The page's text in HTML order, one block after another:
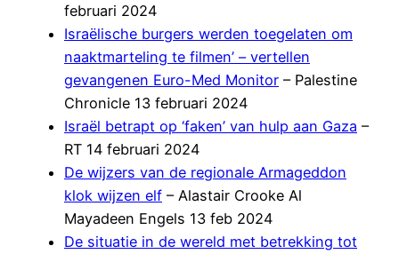
februari 2024
Israëlische burgers werden toegelaten om
naaktmarteling te filmen’ – vertellen
gevangenen Euro-Med Monitor – Palestine
Chronicle 13 februari 2024
Israël betrapt op ‘faken’ van hulp aan Gaza –
RT 14 februari 2024
De wijzers van de regionale Armageddon
klok wijzen elf – Alastair Crooke Al
Mayadeen Engels 13 feb 2024
De situatie in de wereld met betrekking tot